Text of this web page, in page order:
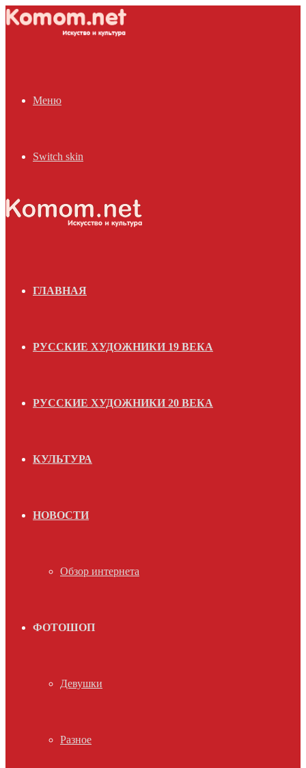
Меню
Switch skin
ГЛАВНАЯ
РУССКИЕ ХУДОЖНИКИ 19 ВЕКА
РУССКИЕ ХУДОЖНИКИ 20 ВЕКА
КУЛЬТУРА
НОВОСТИ
Обзор интернета
ФОТОШОП
Девушки
Разное